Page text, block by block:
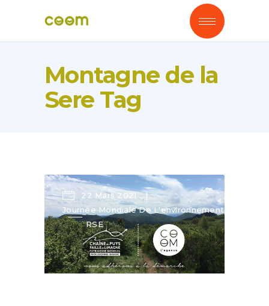
Montagne de la
Sere Tag
22 Mars 2021
Journée Mondiale De L'environnement
RSE